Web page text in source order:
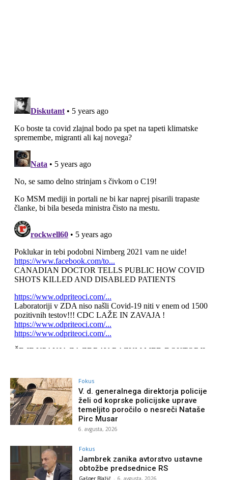
Fokus
V. d. generalnega direktorja policije
želi od koprske policijske uprave
temeljito poročilo o nesreči Nataše
Pirc Musar
6. avgusta, 2026
Fokus
Jambrek zanika avtorstvo ustavne
obtožbe predsednice RS